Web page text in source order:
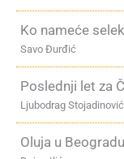
Ko nameće
Savo Đurđić
Poslednji let za
Ljubodrag Stojadinović
Oluja u Beogradu